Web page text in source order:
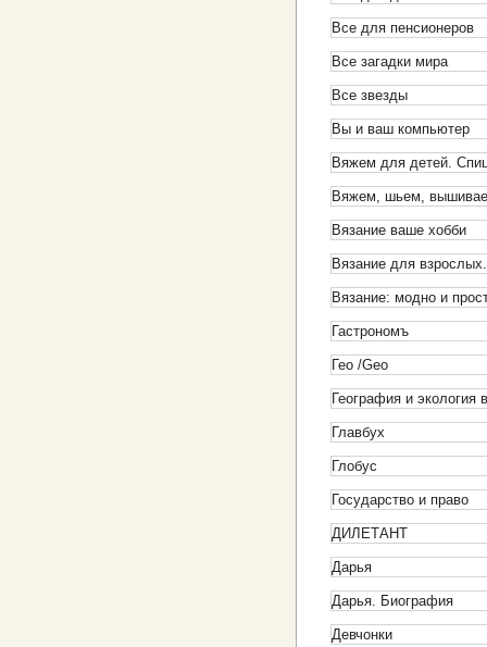
Все для пенсионеров
Все загадки мира
Все звезды
Вы и ваш компьютер
Вяжем для детей.
Вяжем, шьем,
Вязание ваше хобби
Вязание для
Вязание: модно и
Гастрономъ
Гео /Geo
География и экология
Главбух
Глобус
Государство и право
ДИЛЕТАНТ
Дарья
Дарья. Биография
Девчонки